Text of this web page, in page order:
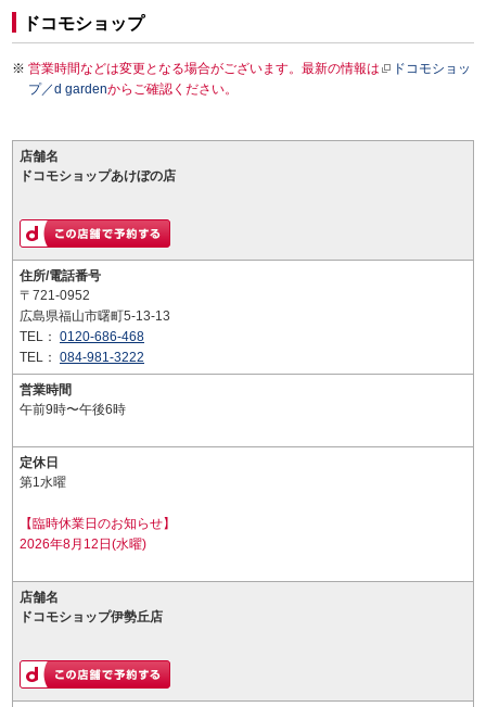
ドコモショップ
営業時間などは変更となる場合がございます。最新の情報は
ドコモショッ
プ／d gardenからご確認ください。
店舗名
ドコモショップあけぼの店
住所/電話番号
〒721-0952
広島県福山市曙町5-13-13
TEL： 0120-686-468
TEL： 084-981-3222
営業時間
午前9時〜午後6時
定休日
第1水曜
【臨時休業日のお知らせ】
2026年8月12日(水曜)
店舗名
ドコモショップ伊勢丘店